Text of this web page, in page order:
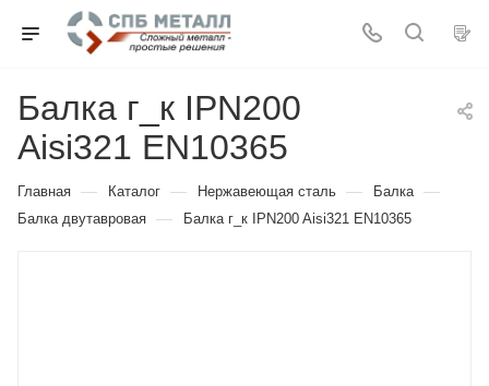
Балка г_к IPN200
Aisi321 EN10365
Главная — Каталог — Нержавеющая сталь — Балка —
Балка двутавровая — Балка г_к IPN200 Aisi321 EN10365